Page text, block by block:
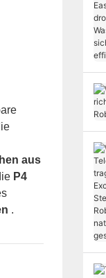
aus
P4
.